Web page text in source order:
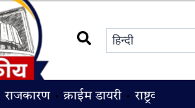
राजकारण क्राईम डायरी राष्ट्रवादी